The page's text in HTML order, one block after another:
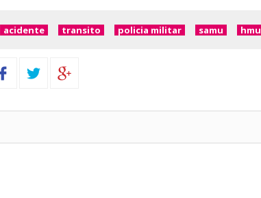
acidente transito policia militar samu hmu